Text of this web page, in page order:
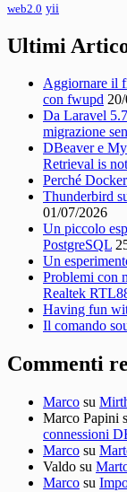
web2.0 yii
Ultimi
Aggiornare il
con fwupd
Da Laravel
migrazione
DBeaver e
Retrieval is
Perché
Thunderbird
01/07/2026
Un piccolo
PostgreSQL
Un
Problemi con
Realtek
Having fun
Il comando
Commenti
Marco su
Marco Papini
connessioni
Marco su
Valdo su
Marco su